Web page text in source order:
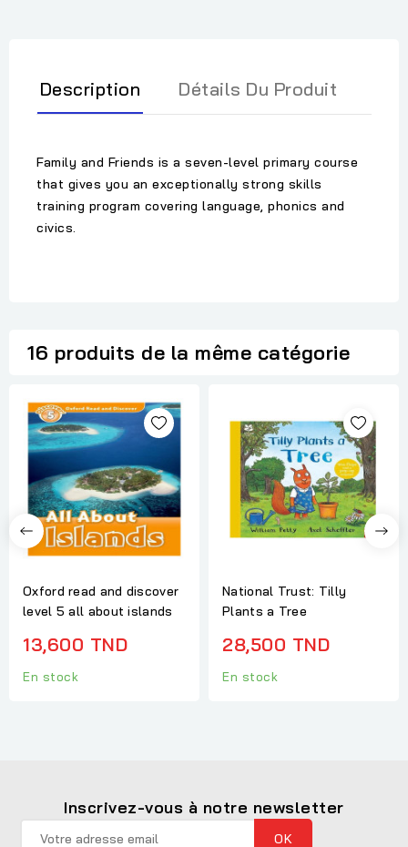
Description Détails Du Produit
Family and Friends is a seven-level primary course
that gives you an exceptionally strong skills
training program covering language, phonics and
civics.
16 produits de la même catégorie
Oxford read and discover
level 5 all about islands
13,600 TND
En stock
National Trust: Tilly
Plants a Tree
28,500 TND
En stock
Inscrivez-vous à notre newsletter